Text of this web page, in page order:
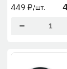
449 ₽/шт.